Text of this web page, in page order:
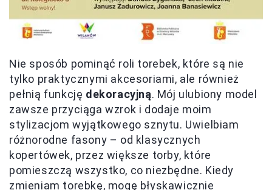
Nie sposób pominąć roli torebek, które są nie
tylko praktycznymi akcesoriami, ale również
pełnią funkcję dekoracyjną. Mój ulubiony model
zawsze przyciąga wzrok i dodaje moim
stylizacjom wyjątkowego sznytu. Uwielbiam
różnorodne fasony – od klasycznych
kopertówek, przez większe torby, które
pomieszczą wszystko, co niezbędne. Kiedy
zmieniam torebkę, mogę błyskawicznie